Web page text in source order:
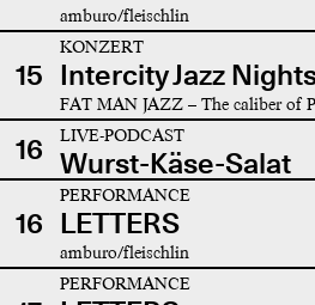
amburo/fleischlin
15
KONZERT
Intercity Jazz
FAT MAN JAZZ – The caliber of
16 LIVE-PODCAST
Wurst-Käse-Salat
16
PERFORMANCE
LETTERS
amburo/fleischlin
PERFORMANCE